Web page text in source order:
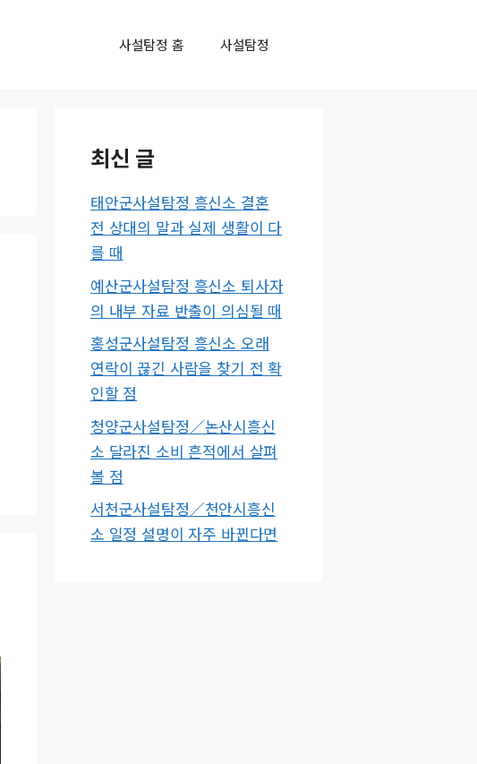
사설탐정 홈 사설탐정
최신 글
태안군사설탐정 흥신소 결혼
전 상대의 말과 실제 생활이 다
를 때
예산군사설탐정 흥신소 퇴사자
의 내부 자료 반출이 의심될 때
홍성군사설탐정 흥신소 오래
연락이 끊긴 사람을 찾기 전 확
인할 점
청양군사설탐정／논산시흥신
소 달라진 소비 흔적에서 살펴
볼 점
서천군사설탐정／천안시흥신
소 일정 설명이 자주 바뀐다면